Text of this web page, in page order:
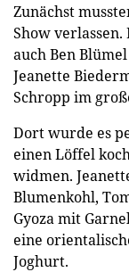
Zunächst
Show
auch Ben
Jeanette
Schropp im
Dort wurde es
einen Löffel
widmen.
Blumenkohl,
Gyoza mit
eine
Joghurt.